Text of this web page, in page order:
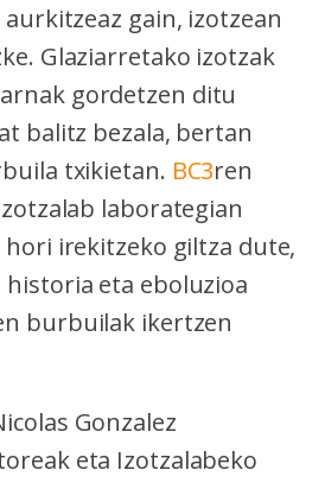
gain, izotzean
Glaziarretako izotzak
gordetzen ditu
balitz bezala, bertan
txikietan. BC3ren
laborategian
irekitzeko giltza dute,
eta eboluzioa
burbuilak ikertzen
Gonzalez
eta Izotzalabeko